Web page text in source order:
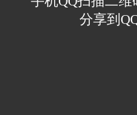
分享到